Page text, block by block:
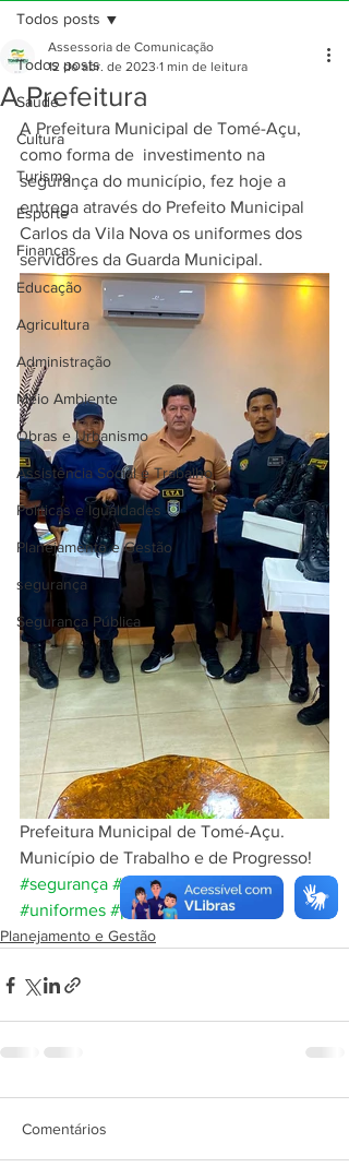
Todos posts
Saúde
Cultura
Turismo
Esporte
Finanças
Educação
Agricultura
Administração
Meio Ambiente
Obras e Urbanismo
Assistência Social e Trabalho
Políticas e Igualdades
Planejamento e Gestão
segurança
Segurança Pública
Todos posts
A Prefeitura
Assessoria de Comunicação
12 de abr. de 2023 1 min de leitura
A Prefeitura Municipal de Tomé-Açu,
como forma de  investimento na
segurança do município, fez hoje a
entrega através do Prefeito Municipal
Carlos da Vila Nova os uniformes dos
servidores da Guarda Municipal.
Prefeitura Municipal de Tomé-Açu.
Município de Trabalho e de Progresso!
#segurança #guardamunicipal
#uniformes #prefeito
Planejamento e Gestão
Comentários